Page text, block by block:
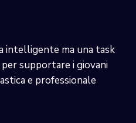
intelligente ma una task
supportare i giovani
e professionale